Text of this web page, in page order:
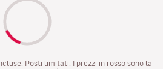
Posti limitati. I prezzi in rosso sono la